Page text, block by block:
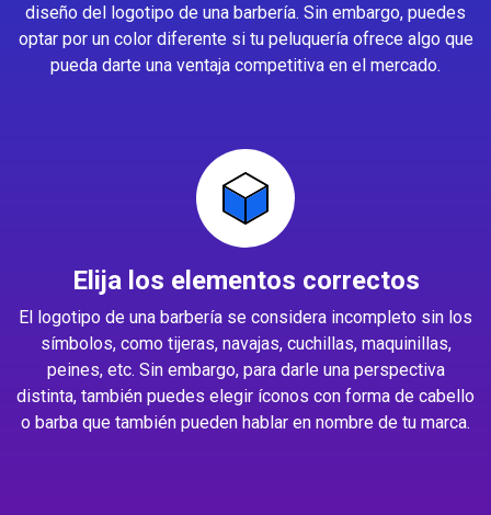
diseño del logotipo de una barbería. Sin embargo, puedes
optar por un color diferente si tu peluquería ofrece algo que
pueda darte una ventaja competitiva en el mercado.
Elija los elementos correctos
El logotipo de una barbería se considera incompleto sin los
símbolos, como tijeras, navajas, cuchillas, maquinillas,
peines, etc. Sin embargo, para darle una perspectiva
distinta, también puedes elegir íconos con forma de cabello
o barba que también pueden hablar en nombre de tu marca.